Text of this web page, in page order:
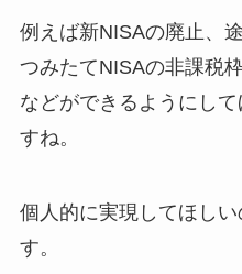
例えば新NISAの廃止、
つみたてNISAの非課税
などができるようにし
すね。
個人的に実現してほし
す。